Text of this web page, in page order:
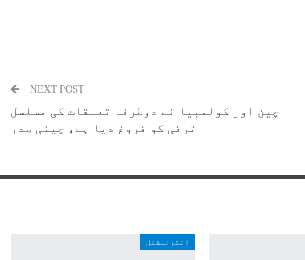
NEXT POST
چین اور کولمبیا نے دوطرفہ تعلقات کی مسلسل
ترقی کو فروغ دیا ہے، چینی صدر
انٹرنیشنل